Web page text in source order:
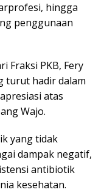
hingga
penggunaan
Fraksi PKB, Fery
turut hadir dalam
atas
Wajo.
yang tidak
dampak negatif,
antibiotik
kesehatan.